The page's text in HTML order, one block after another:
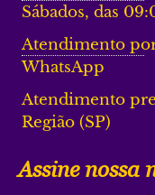
Sábados, das
Atendimento
WhatsApp
Atendimento
Região (SP)
Assine nossa